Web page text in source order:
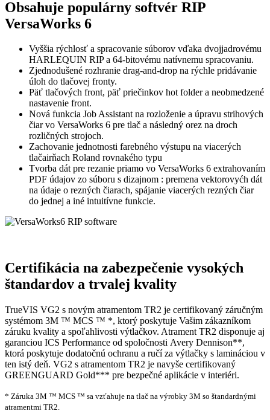
Obsahuje populárny softvér RIP
VersaWorks 6
Vyššia rýchlosť a spracovanie súborov vďaka dvojjadrovému
HARLEQUIN RIP a 64-bitovému natívnemu spracovaniu.
Zjednodušené rozhranie drag-and-drop na rýchle pridávanie
úloh do tlačovej fronty.
Päť tlačových front, päť priečinkov hot folder a neobmedzené
nastavenie front.
Nová funkcia Job Assistant na rozloženie a úpravu strihových
čiar vo VersaWorks 6 pre tlač a následný orez na droch
rozličných strojoch.
Zachovanie jednotnosti farebného výstupu na viacerých
tlačairňach Roland rovnakého typu
Tvorba dát pre rezanie priamo vo VersaWorks 6 extrahovaním
PDF údajov zo súboru s dizajnom : premena vektorovyćh dát
na údaje o rezných čiarach, spájanie viacerých rezných čiar
do jednej a iné intuitívne funkcie.
Certifikácia na zabezpečenie vysokých
štandardov a trvalej kvality
TrueVIS VG2 s novým atramentom TR2 je certifikovaný záručným
systémom 3M ™ MCS ™ *, ktorý poskytuje Vašim zákazníkom
záruku kvality a spoľahlivosti výtlačkov. Atrament TR2 disponuje aj
garanciou ICS Performance od spoločnosti Avery Dennison**,
ktorá poskytuje dodatočnú ochranu a ručí za výtlačky s lamináciou v
ten istý deň. VG2 s atramentom TR2 je navyše certifikovaný
GREENGUARD Gold*** pre bezpečné aplikácie v interiéri.
* Záruka 3M ™ MCS ™ sa vzťahuje na tlač na výrobky 3M so štandardnými
atramentmi TR2.